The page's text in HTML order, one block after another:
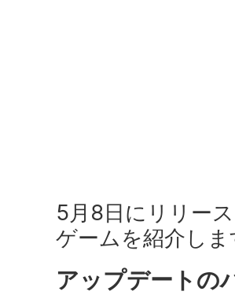
5月8日にリリー
ゲームを紹介しま
アップデートの